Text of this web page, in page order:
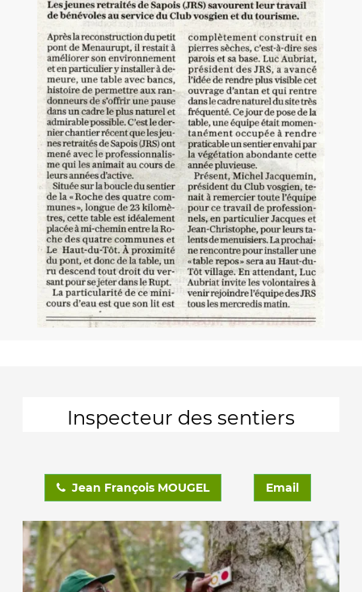
Inspecteur des sentiers
Jean François MOUGEL Email